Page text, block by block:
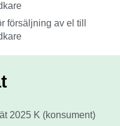
försäljning av el till
2025 K (konsument)